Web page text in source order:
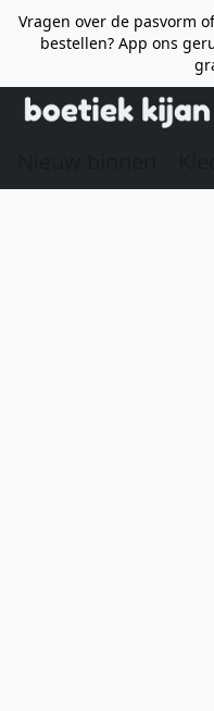
Vragen over de pasvorm
bestellen? App ons